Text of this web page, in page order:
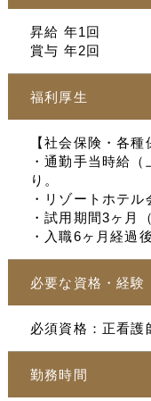
昇給 年1回
賞与 年2回
福利厚生
【社会保険・各種
・通勤手当時給
り。
・リゾートホテル
・試用期間3ヶ月
・入職6ヶ月経過
必要な資格・経験
必須資格：正看護
勤務時間